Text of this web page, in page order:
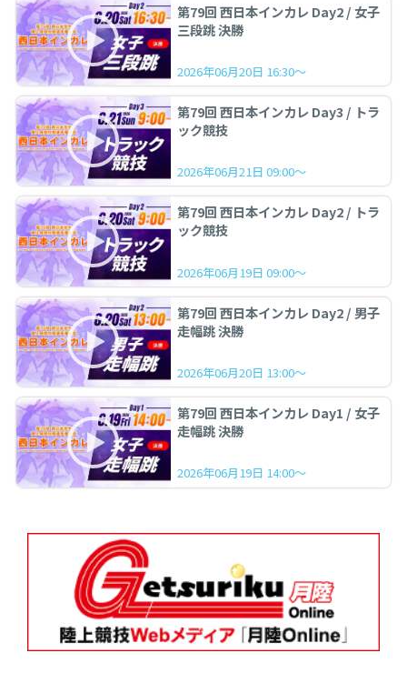
第79回 西日本インカレ Day2 / 女子
三段跳 決勝
2026年06月20日 16:30～
第79回 西日本インカレ Day3 / トラ
ック競技
2026年06月21日 09:00～
第79回 西日本インカレ Day2 / トラ
ック競技
2026年06月19日 09:00～
第79回 西日本インカレ Day2 / 男子
走幅跳 決勝
2026年06月20日 13:00～
第79回 西日本インカレ Day1 / 女子
走幅跳 決勝
2026年06月19日 14:00～